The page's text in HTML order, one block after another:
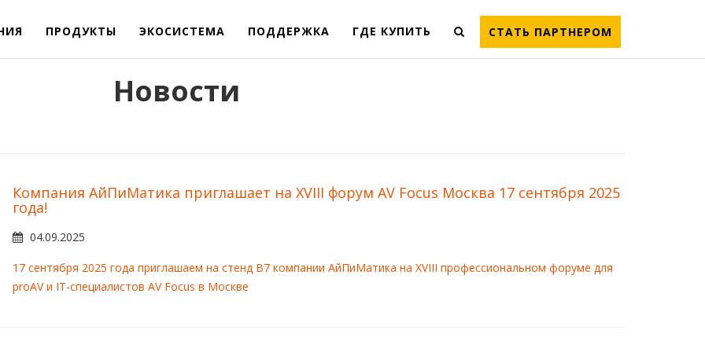
ПРОДУКТЫ ЭКОСИСТЕМА ПОДДЕРЖКА ГДЕ КУПИТЬ СТАТЬ ПАРТНЕРОМ
Новости
Компания АйПиМатика приглашает на XVIII форум AV Focus Москва 17 сентября 2025
года!
04.09.2025
17 сентября 2025 года приглашаем на стенд B7 компании АйПиМатика на XVIII профессиональном форуме для
proAV и IT-специалистов AV Focus в Москве